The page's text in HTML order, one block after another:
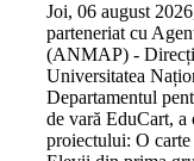
Joi, 06 august
parteneriat cu
(ANMAP) -
Universitatea
Departamentul
de vară EduCart,
proiectului: O carte